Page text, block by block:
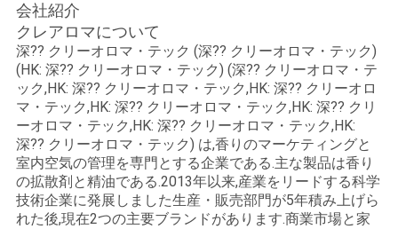
要
求
し
な
さ
い
会社紹介
クレアロマについて
深?? クリーオロマ・テック (深?? クリーオロマ・テック)
(HK: 深?? クリーオロマ・テック) (深?? クリーオロマ・テ
ック,HK: 深?? クリーオロマ・テック,HK: 深?? クリーオロ
マ・テック,HK: 深?? クリーオロマ・テック,HK: 深?? クリ
ーオロマ・テック,HK: 深?? クリーオロマ・テック,HK:
深?? クリーオロマ・テック) は,香りのマーケティングと
室内空気の管理を専門とする企業である.主な製品は香り
の拡散剤と精油である.2013年以来,産業をリードする科学
技術企業に発展しました生産・販売部門が5年積み上げら
れた後,現在2つの主要ブランドがあります.商業市場と家